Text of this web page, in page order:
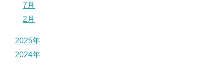
7月
2月
2025年
2024年